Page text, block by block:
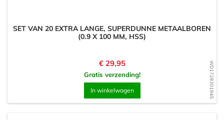
WD1728301945
SET VAN 20 EXTRA LANGE, SUPERDUNNE METAALBOREN
(0.9 X 100 MM, HSS)
Prijs
€ 29,95
Gratis verzending!
In winkelwagen